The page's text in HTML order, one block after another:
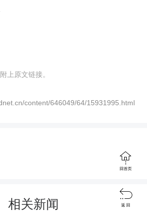
上原文链接。
content/646049/64/15931995.html
相关新闻

回首页

返 回